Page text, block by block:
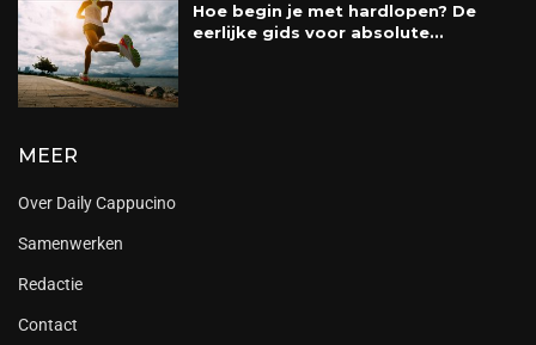
Hoe begin je met hardlopen? De
eerlijke gids voor absolute...
MEER
Over Daily Cappucino
Samenwerken
Redactie
Contact